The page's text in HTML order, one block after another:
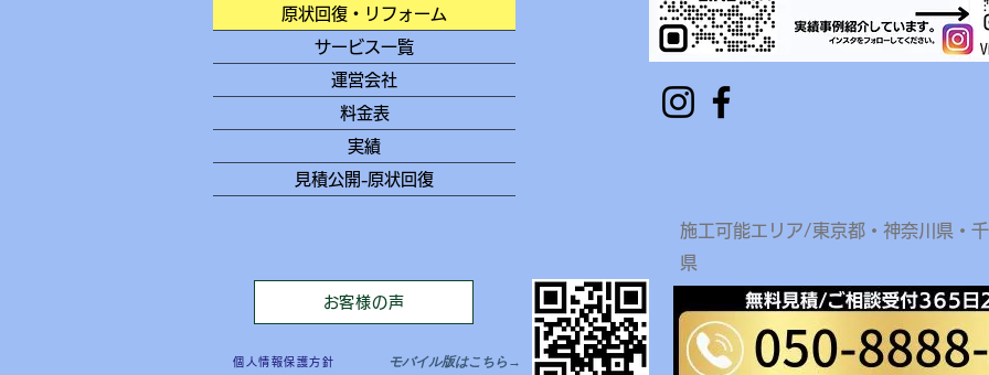
原状回復・リフォーム
サービス一覧
運営会社
料金表
実績
見積公開-原状回復
施工可能エリア/東京都・神奈川県・
県
お客様の声
個人情報保護方針 モバイル版はこちら→